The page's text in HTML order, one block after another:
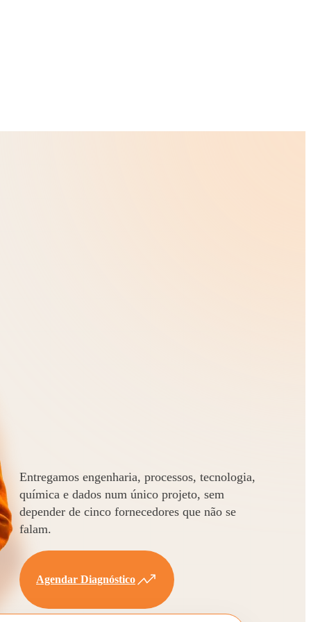
Entregamos engenharia, processos, tecnologia,
química e dados num único projeto, sem
depender de cinco fornecedores que não se
falam.
Agendar Diagnóstico